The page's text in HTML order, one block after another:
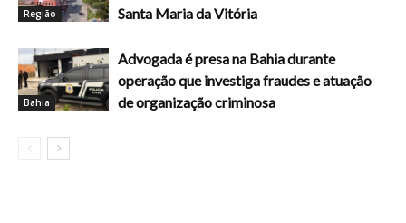
Região
Santa Maria da Vitória
Bahia
Advogada é presa na Bahia durante
operação que investiga fraudes e atuação
de organização criminosa